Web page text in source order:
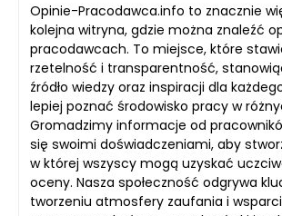
Opinie-Pracodawca.info to znacznie
kolejna witryna, gdzie można znaleźć
pracodawcach. To miejsce, które
rzetelność i transparentność,
źródło wiedzy oraz inspiracji dla
lepiej poznać środowisko pracy w
Gromadzimy informacje od
się swoimi doświadczeniami, aby
w której wszyscy mogą uzyskać
oceny. Nasza społeczność odgrywa
tworzeniu atmosfery zaufania i